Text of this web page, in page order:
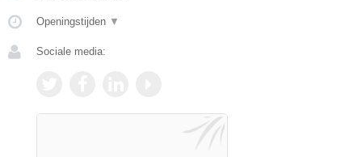
Openingstijden ▼
Sociale media: